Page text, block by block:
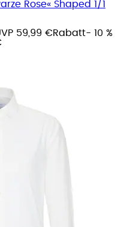
Rose« Shaped 1/1
59,99 €Rabatt- 10 %